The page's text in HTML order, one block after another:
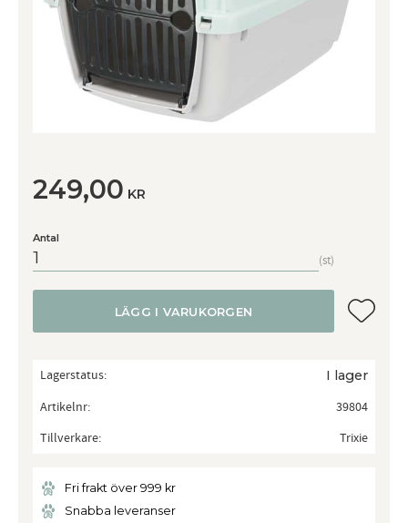
249,00 KR
Antal
st
LÄGG I VARUKORGEN Lägg
Lagerstatus I lager
Artikelnr
39804
Tillverkare
Trixie
Fri frakt över 999 kr
Snabba leveranser